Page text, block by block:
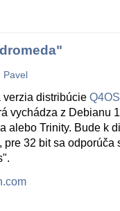
Pavel
verzia distribúcie Q4OS
vychádza z Debianu
alebo Trinity. Bude k
pre 32 bit sa odporúča